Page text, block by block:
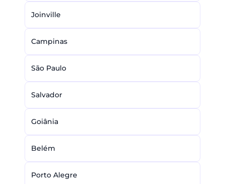
Joinville
Campinas
São Paulo
Salvador
Goiânia
Belém
Porto Alegre